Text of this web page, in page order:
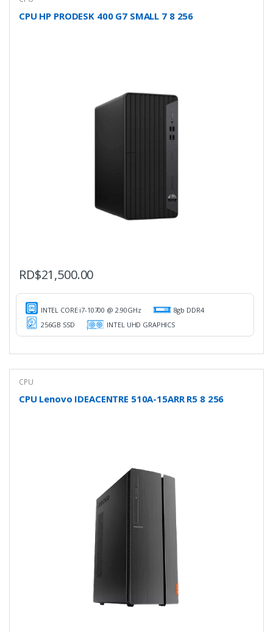
CPU HP PRODESK 400 G7 SMALL 7 8 256
RD$21,500.00
INTEL CORE i7-10700 @ 2.90GHz
8gb DDR4
256GB SSD
INTEL UHD GRAPHICS
CPU
CPU Lenovo IDEACENTRE 510A-15ARR R5 8 256